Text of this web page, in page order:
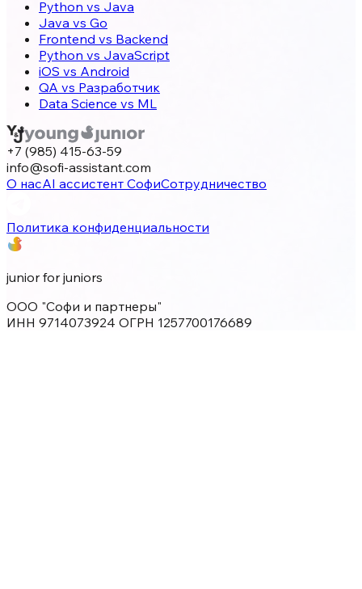
Python vs Java
Java vs Go
Frontend vs Backend
Python vs JavaScript
iOS vs Android
QA vs Разработчик
Data Science vs ML
+7 (985) 415-63-59
info@sofi-assistant.com
О насAI ассистент СофиСотрудничество
Политика конфиденциальности
junior for juniors
ООО "Софи и партнеры"
ИНН 9714073924 ОГРН 1257700176689